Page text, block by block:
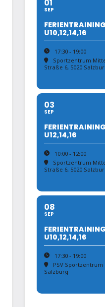
01
SEP
U10,12,14,16
17:30 - 19:00
Sportzentrum
Straße 6, 5020
03
SEP
U12,14,16
10:00 - 12:00
Sportzentrum
Straße 6, 5020
08
SEP
U10,12,14,16
17:30 - 19:00
PSV Sportzentrum
Salzburg